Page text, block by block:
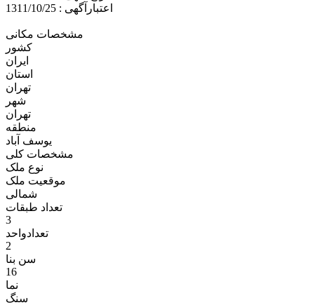
اعتبارآگهی : 1311/10/25
مشخصات مکانی
کشور
ایران
استان
تهران
شهر
تهران
منطقه
یوسف آباد
مشخصات کلی
نوع ملک
موقعیت ملک
شمالی
تعداد طبقات
3
تعدادواحد
2
سن بنا
16
نما
سنگ